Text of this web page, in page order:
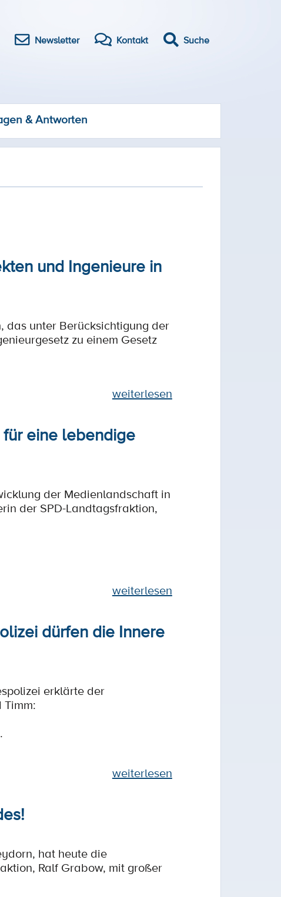
Newsletter Kontakt Suche
& Antworten
und Ingenieure in
das unter Berücksichtigung der
zu einem Gesetz
weiterlesen
eine lebendige
der Medienlandschaft in
der SPD-Landtagsfraktion,
weiterlesen
dürfen die Innere
erklärte der
weiterlesen
hat heute die
Ralf Grabow, mit großer